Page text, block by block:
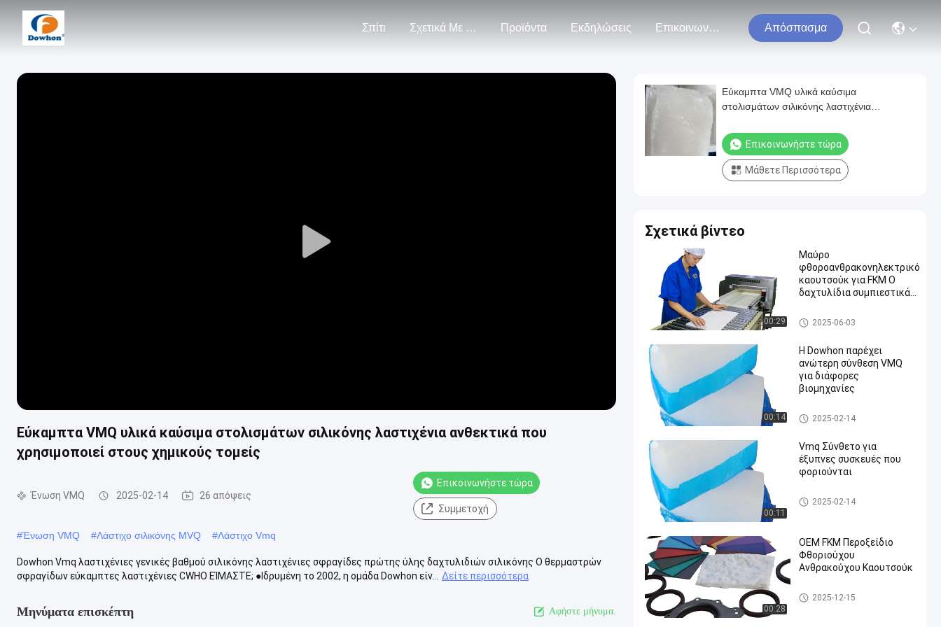
Σπίτι Σχετικά Με Εμάς Προϊόντα Εκδηλώσεις Επικοινωνήστε Μαζί Μας Απόσπασμα
Play
Εύκαμπτα VMQ υλικά καύσιμα στολισμάτων σιλικόνης λαστιχένια ανθεκτικά που
χρησιμοποιεί στους χημικούς τομείς
Ένωση VMQ 2025-02-14 26 απόψεις
Επικοινωνήστε τώρα
Συμμετοχή
#Ένωση VMQ #Λάστιχο σιλικόνης MVQ #Λάστιχο Vmq
Dowhon Vmq λαστιχένιες γενικές βαθμού σιλικόνης λαστιχένιες σφραγίδες πρώτης ύλης δαχτυλιδιών σιλικόνης Ο θερμαστρών
σφραγίδων εύκαμπτες λαστιχένιες CWHO ΕΊΜΑΣΤΕ; ●Ιδρυμένη το 2002, η ομάδα Dowhon είν...
Δείτε περισσότερα
Μηνύματα επισκέπτη Αφήστε μήνυμα.
Εύκαμπτα VMQ υλικά καύσιμα
στολισμάτων σιλικόνης λαστιχένια
χημικούς τομείς
Επικοινωνήστε τώρα
Μάθετε Περισσότερα
Σχετικά βίντεο
00:29
Μαύρο
φθοροανθρακονηλεκτρικό
καουτσούκ για FKM O
δαχτυλίδια συμπιεστικά
σετ
Λάστιχο Fluoroelastomer
2025-06-03
00:14
Η Dowhon παρέχει
ανώτερη σύνθεση VMQ
για διάφορες
βιομηχανίες
Ένωση VMQ
2025-02-14
00:11
Vmq Σύνθετο για
έξυπνες συσκευές που
φοριούνται
Ένωση VMQ
2025-02-14
00:28
OEM FKM Περοξείδιο
Φθοριούχου
Ανθρακούχου Καουτσούκ
Χαμηλή θερμοκρασία FKM
2025-12-15